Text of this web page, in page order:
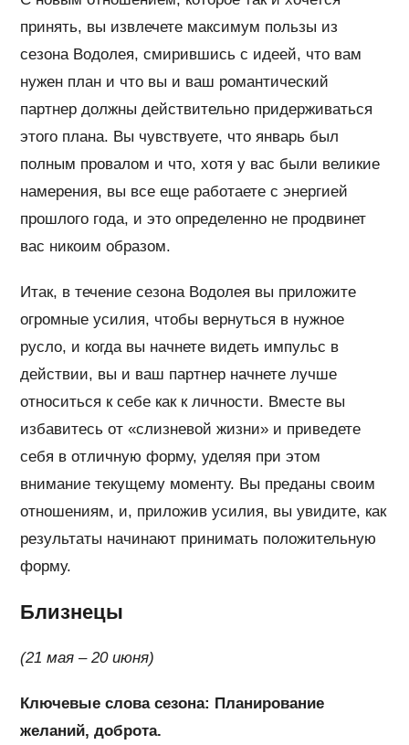
принять, вы извлечете максимум пользы из
сезона Водолея, смирившись с идеей, что вам
нужен план и что вы и ваш романтический
партнер должны действительно придерживаться
этого плана. Вы чувствуете, что январь был
полным провалом и что, хотя у вас были великие
намерения, вы все еще работаете с энергией
прошлого года, и это определенно не продвинет
вас никоим образом.
Итак, в течение сезона Водолея вы приложите
огромные усилия, чтобы вернуться в нужное
русло, и когда вы начнете видеть импульс в
действии, вы и ваш партнер начнете лучше
относиться к себе как к личности. Вместе вы
избавитесь от «слизневой жизни» и приведете
себя в отличную форму, уделяя при этом
внимание текущему моменту. Вы преданы своим
отношениям, и, приложив усилия, вы увидите, как
результаты начинают принимать положительную
форму.
Близнецы
(21 мая – 20 июня)
Ключевые слова сезона: Планирование
желаний, доброта.